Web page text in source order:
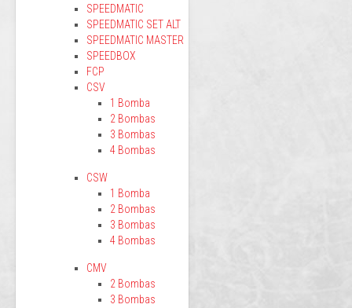
SPEEDMATIC
SPEEDMATIC SET ALT
SPEEDMATIC MASTER
SPEEDBOX
FCP
CSV
1 Bomba
2 Bombas
3 Bombas
4 Bombas
CSW
1 Bomba
2 Bombas
3 Bombas
4 Bombas
CMV
2 Bombas
3 Bombas